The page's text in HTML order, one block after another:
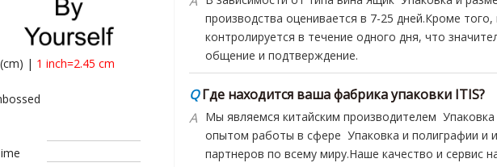
(cm) | 1 inch=2.45 cm
Где находится ваша фабрика упаковки ITIS?
Мы являемся китайским производителем Упаковка
опытом работы в сфере Упаковка и полиграфии и
партнеров по всему миру.Наше качество и сервис
Каков минимальный заказ для Настройка
Наша компания очень профессионально